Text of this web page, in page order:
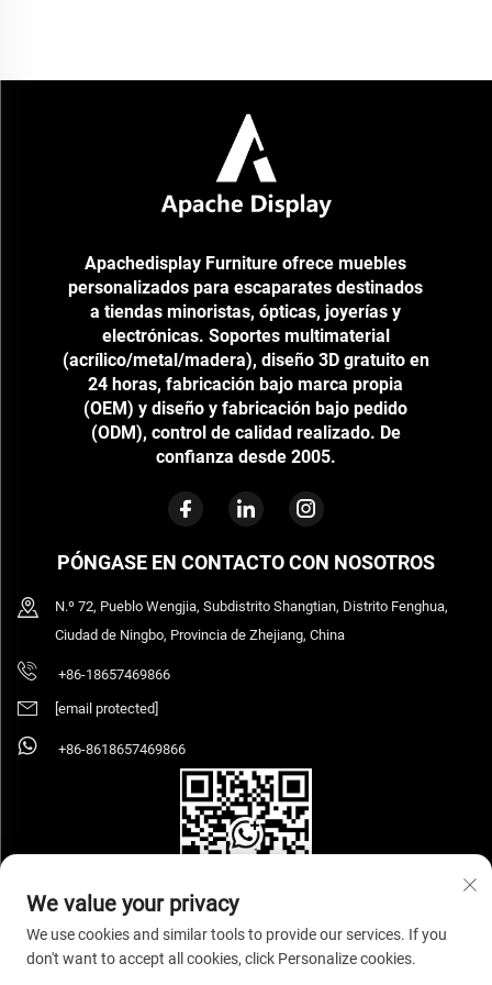
Apachedisplay Furniture ofrece muebles
personalizados para escaparates destinados
a tiendas minoristas, ópticas, joyerías y
electrónicas. Soportes multimaterial
(acrílico/metal/madera), diseño 3D gratuito en
24 horas, fabricación bajo marca propia
(OEM) y diseño y fabricación bajo pedido
(ODM), control de calidad realizado. De
confianza desde 2005.
PÓNGASE EN CONTACTO CON NOSOTROS
N.º 72, Pueblo Wengjia, Subdistrito Shangtian, Distrito Fenghua,
Ciudad de Ningbo, Provincia de Zhejiang, China
+86-18657469866
[email protected]
+86-8618657469866
Copyright © 2026 Ningbo Sihooz Furniture Industry And Trade Co., Ltd. Todos
We value your privacy
We use cookies and similar tools to provide our services. If you
don't want to accept all cookies, click Personalize cookies.